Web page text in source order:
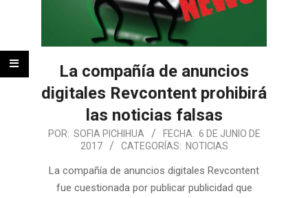
La compañía de anuncios
digitales Revcontent prohibirá
las noticias falsas
POR: SOFIA PICHIHUA FECHA: 6 DE JUNIO DE
2017
CATEGORÍAS: NOTICIAS
La compañía de anuncios digitales Revcontent
fue cuestionada por publicar publicidad que